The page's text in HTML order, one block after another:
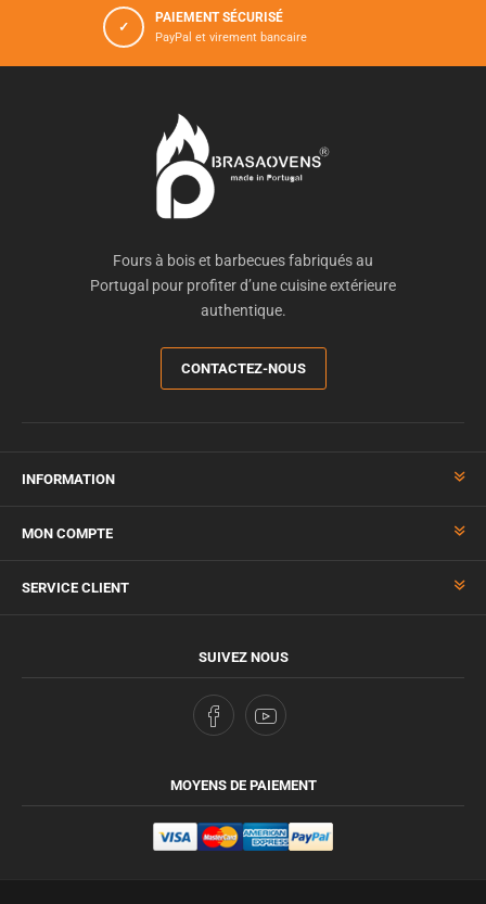
✓
PAIEMENT SÉCURISÉ
PayPal et virement bancaire
Fours à bois et barbecues fabriqués au
Portugal pour profiter d’une cuisine extérieure
authentique.
CONTACTEZ-NOUS
INFORMATION
MON COMPTE
SERVICE CLIENT
SUIVEZ NOUS
MOYENS DE PAIEMENT